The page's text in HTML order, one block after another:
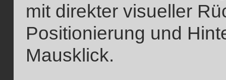
mit direkter visueller
Positionierung und
Mausklick.